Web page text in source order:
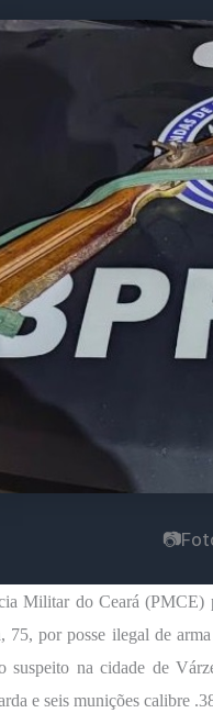
Militar do Ceará (PMCE)
75, por posse ilegal de
suspeito na cidade de
e seis munições calibre